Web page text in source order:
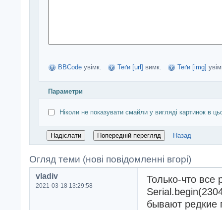
BBCode увімк. Теґи [url] вимк. Теґи [img]
Параметри
Ніколи не показувати смайли у вигляді картинок в
Назад
Огляд теми (нові повідомленні вгорі)
vladiv
2021-03-18 13:29:58
Только-что
бывают редкие